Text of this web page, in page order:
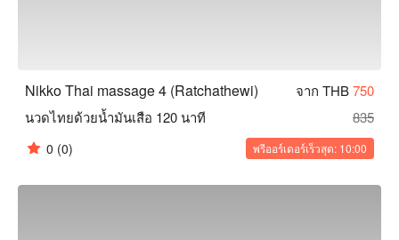
Nikko Thai massage 4 (Ratchathewi) จาก THB750
นวดไทยด้วยน้ำมันเสือ 120 นาที
835
0 (0) พรีออร์เดอร์เร็วสุด: 10:00